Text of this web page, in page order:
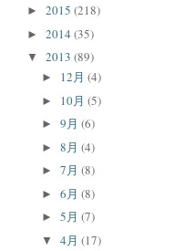
► 2015 (218)
► 2014 (35)
▼ 2013 (89)
► 12月 (4)
► 10月 (5)
► 9月 (6)
► 8月 (4)
► 7月 (8)
► 6月 (8)
► 5月 (7)
▼ 4月 (17)